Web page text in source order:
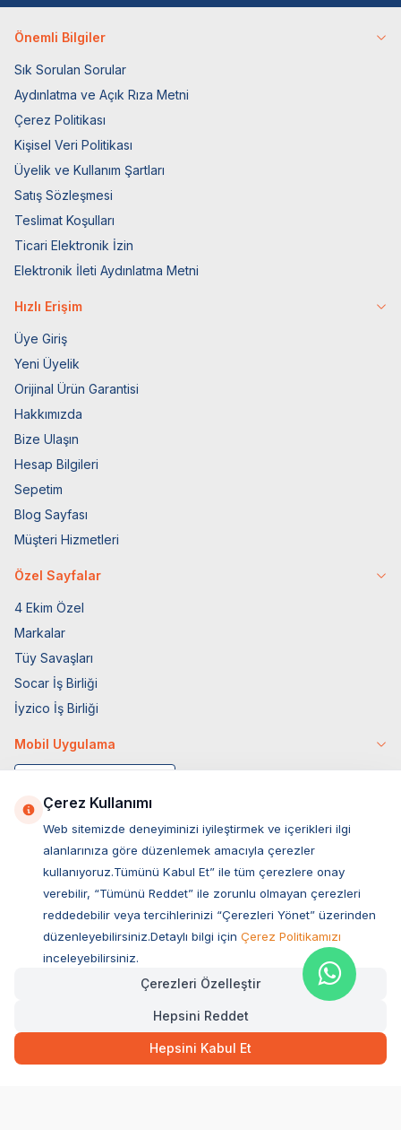
299,00TL Hızlı Teslimat
SEPETE EKLE
Önemli Bilgiler
Sık Sorulan Sorular
Aydınlatma ve Açık Rıza Metni
Çerez Politikası
Kişisel Veri Politikası
Üyelik ve Kullanım Şartları
Satış Sözleşmesi
Teslimat Koşulları
Ticari Elektronik İzin
Elektronik İleti Aydınlatma Metni
Hızlı Erişim
Üye Giriş
Yeni Üyelik
Orijinal Ürün Garantisi
Hakkımızda
Bize Ulaşın
Hesap Bilgileri
Sepetim
Blog Sayfası
Müşteri Hizmetleri
Özel Sayfalar
4 Ekim Özel
Markalar
Tüy Savaşları
Socar İş Birliği
İyzico İş Birliği
Mobil Uygulama
Müşteri Hizmetleri
Sıkça Sorulan Sorular
Ovacık Mah. Hacıoğlu Sok. No:13 Başiskele / KOCAELİ
Müşteri Destek Hattı
Çerez Kullanımı
Web sitemizde deneyiminizi iyileştirmek ve içerikleri ilgi
alanlarınıza göre düzenlemek amacıyla çerezler
kullanıyoruz.Tümünü Kabul Et” ile tüm çerezlere onay
verebilir, “Tümünü Reddet” ile zorunlu olmayan çerezleri
reddedebilir veya tercihlerinizi “Çerezleri Yönet” üzerinden
düzenleyebilirsiniz.Detaylı bilgi için Çerez Politikamızı
inceleyebilirsiniz.
Çerezleri Özelleştir
Hepsini Reddet
Hepsini Kabul Et